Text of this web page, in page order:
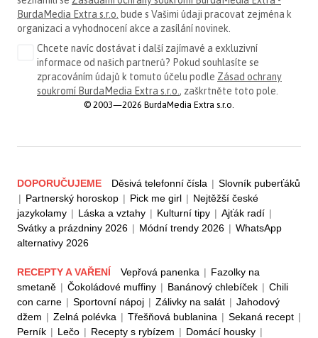
BurdaMedia Extra s.r.o. bude s Vašimi údaji pracovat zejména k
organizaci a vyhodnocení akce a zasílání novinek.
Chcete navíc dostávat i další zajímavé a exkluzivní
informace od našich partnerů? Pokud souhlasíte se
zpracováním údajů k tomuto účelu podle Zásad ochrany
soukromí BurdaMedia Extra s.r.o. , zaškrtněte toto pole.
© 2003—2026 BurdaMedia Extra s.r.o.
DOPORUČUJEME Děsivá telefonní čísla | Slovník puberťáků
| Partnerský horoskop | Pick me girl | Nejtěžší české
jazykolamy | Láska a vztahy | Kulturní tipy | Ajťák radí |
Svátky a prázdniny 2026 | Módní trendy 2026 | WhatsApp
alternativy 2026
RECEPTY A VAŘENÍ Vepřová panenka | Fazolky na
smetaně | Čokoládové muffiny | Banánový chlebíček | Chili
con carne | Sportovní nápoj | Zálivky na salát | Jahodový
džem | Zelná polévka | Třešňová bublanina | Sekaná recept |
Perník | Lečo | Recepty s rybízem | Domácí housky |